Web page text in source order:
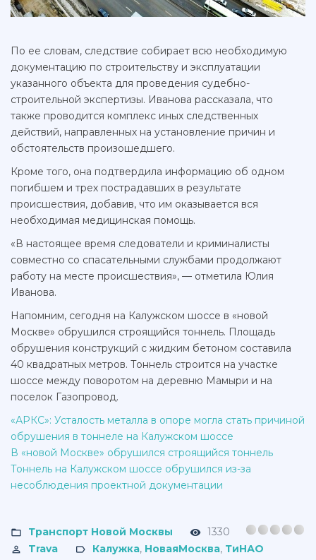
По ее словам, следствие собирает всю необходимую
документацию по строительству и эксплуатации
указанного объекта для проведения судебно-
строительной экспертизы. Иванова рассказала, что
также проводится комплекс иных следственных
действий, направленных на установление причин и
обстоятельств произошедшего.
Кроме того, она подтвердила информацию об одном
погибшем и трех пострадавших в результате
происшествия, добавив, что им оказывается вся
необходимая медицинская помощь.
«В настоящее время следователи и криминалисты
совместно со спасательными службами продолжают
работу на месте происшествия», — отметила Юлия
Иванова.
Напомним, сегодня на Калужском шоссе в «новой
Москве» обрушился строящийся тоннель. Площадь
обрушения конструкций с жидким бетоном составила
40 квадратных метров. Тоннель строится на участке
шоссе между поворотом на деревню Мамыри и на
поселок Газопровод.
«АРКС»: Усталость металла в опоре могла стать причиной
обрушения в тоннеле на Калужском шоссе
В «новой Москве» обрушился строящийся тоннель
Тоннель на Калужском шоссе обрушился из-за
несоблюдения проектной документации
Транспорт Новой Москвы
1330
Trava
Калужка, НоваяМосква, ТиНАО